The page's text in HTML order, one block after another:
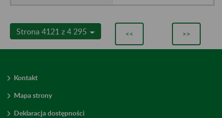
Strona 4121 z 4 295 << >>
Kontakt
Mapa strony
Deklaracja dostępności